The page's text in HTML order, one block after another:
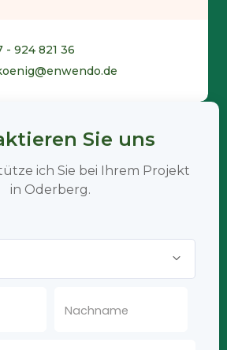
- 924 821 36
Sie uns
ich Sie bei Ihrem Projekt
in Oderberg.